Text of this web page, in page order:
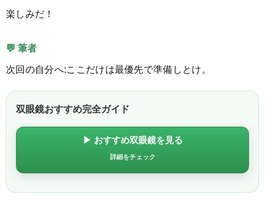
楽しみだ！
💬 筆者
次回の自分へ:ここだけは最優先で準備しとけ。
双眼鏡おすすめ完全ガイド
▶ おすすめ双眼鏡を見る
詳細をチェック